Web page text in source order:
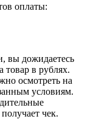
оплаты:
вы дожидаетесь
товар в рублях.
осмотреть на
условиям.
чек.